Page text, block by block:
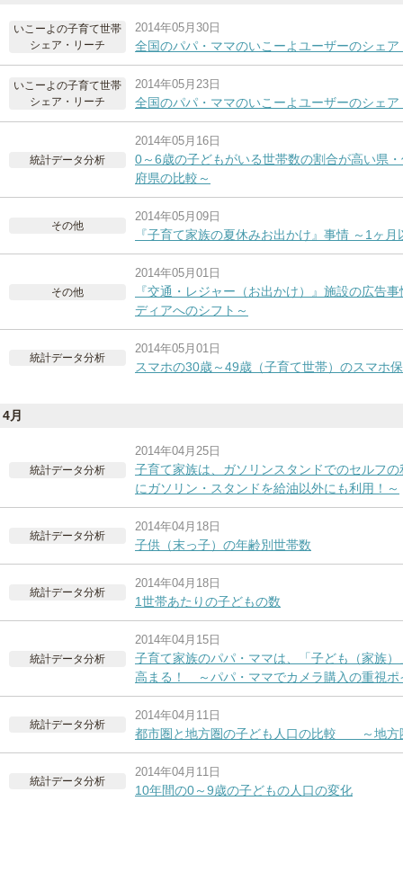
いこーよの子育て世帯
シェア・リーチ
2014年05月30日
全国のパパ・ママのいこーよユーザーのシェ
いこーよの子育て世帯
シェア・リーチ
2014年05月23日
全国のパパ・ママのいこーよユーザーのシェ
統計データ分析
2014年05月16日
0～6歳の子どもがいる世帯数の割合が高い県
府県の比較～
その他
2014年05月09日
『子育て家族の夏休みお出かけ』事情 ～1ヶ
その他
2014年05月01日
『交通・レジャー（お出かけ）』施設の広告
ディアへのシフト～
統計データ分析
2014年05月01日
スマホの30歳～49歳（子育て世帯）のスマホ
4月
統計データ分析
2014年04月25日
子育て家族は、ガソリンスタンドでのセ
にガソリン・スタンドを給油以外にも利用！～
統計データ分析
2014年04月18日
子供（末っ子）の年齢別世帯数
統計データ分析
2014年04月18日
1世帯あたりの子どもの数
統計データ分析
2014年04月15日
子育て家族のパパ・ママは、「子ども（家族
高まる！ ～パパ・ママでカメラ購入の重視ポ
統計データ分析
2014年04月11日
都市圏と地方圏の子ども人口の比較 ～地方
統計データ分析
2014年04月11日
10年間の0～9歳の子どもの人口の変化